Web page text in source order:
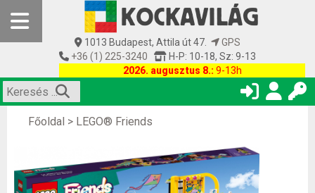
1013 Budapest, Attila út 47.
GPS
+36 (1) 225-3240
H-P: 10-18, Sz: 9-13
2026. augusztus 8.: 9-13h
Főoldal > LEGO® Friends